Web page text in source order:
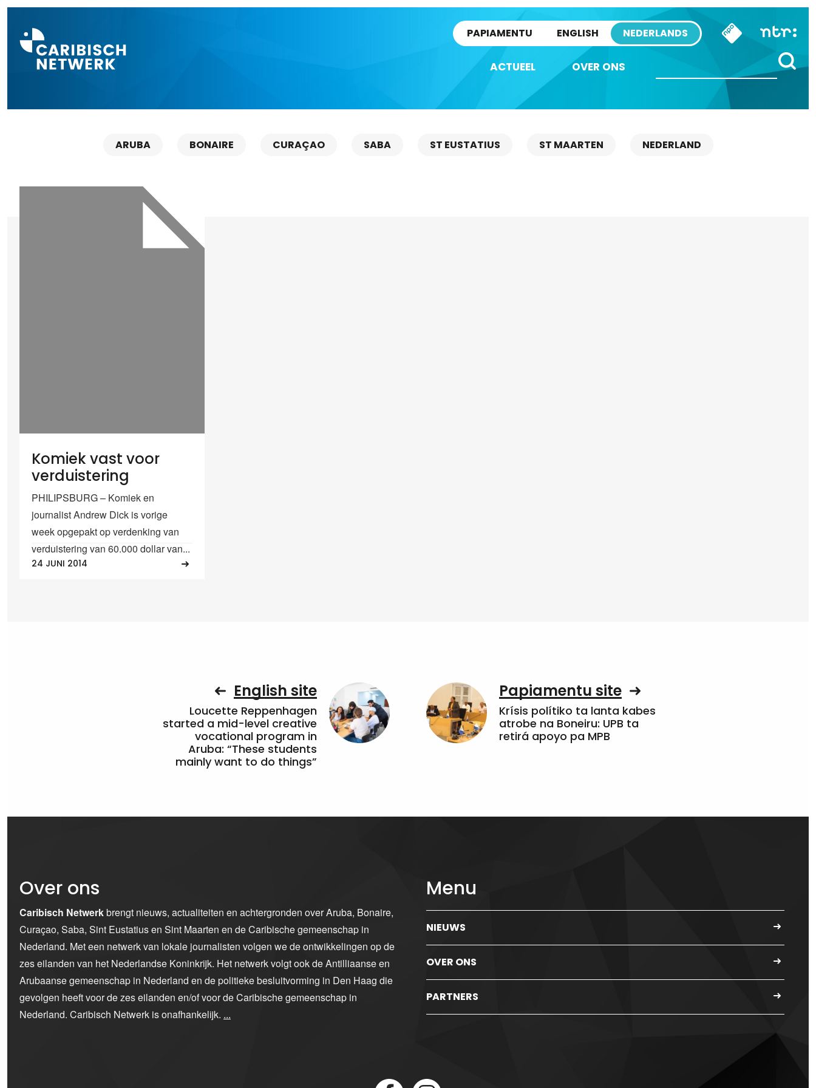
PAPIAMENTU ENGLISH NEDERLANDS
ACTUEEL OVER ONS
ARUBA BONAIRE CURAÇAO SABA ST EUSTATIUS ST MAARTEN NEDERLAND
Komiek vast voor
verduistering
PHILIPSBURG – Komiek en
journalist Andrew Dick is vorige
week opgepakt op verdenking van
verduistering van 60.000 dollar van...
24 JUNI 2014
English site
Loucette Reppenhagen
started a mid-level creative
vocational program in
Aruba: “These students
mainly want to do things”
Papiamentu site
Krísis polítiko ta lanta kabes
atrobe na Boneiru: UPB ta
retirá apoyo pa MPB
Over ons
Caribisch Netwerkbrengt nieuws, actualiteiten en achtergronden over Aruba, Bonaire,
Curaçao, Saba, Sint Eustatius en Sint Maarten en de Caribische gemeenschap in
Nederland. Met een netwerk van lokale journalisten volgen we de ontwikkelingen op de
zes eilanden van het Nederlandse Koninkrijk. Het netwerk volgt ook de Antilliaanse en
Arubaanse gemeenschap in Nederland en de politieke besluitvorming in Den Haag die
gevolgen heeft voor de zes eilanden en/of voor de Caribische gemeenschap in
Nederland. Caribisch Netwerk is onafhankelijk. ...
Menu
NIEUWS
OVER ONS
PARTNERS